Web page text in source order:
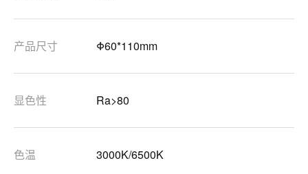
产品尺寸 Φ60*110mm
显色性 Ra>80
色温 3000K/6500K